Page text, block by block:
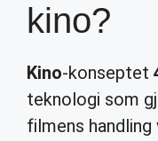
kino?
Kino-konseptet
teknologi som
filmens